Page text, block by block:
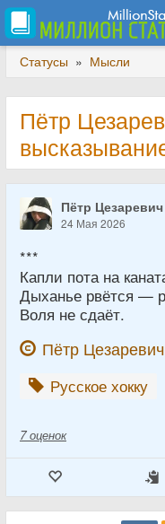
Статусы » Мысли
Пётр
Пётр
24 Мая 2026
***
Капли пота на
Дыханье рвётся —
Воля не сдаёт.
Пётр
Русское хокку
7 оценок